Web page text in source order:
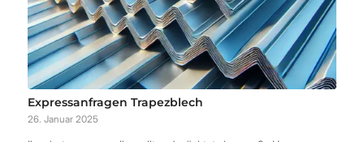
Expressanfragen Trapezblech
26. Januar 2025